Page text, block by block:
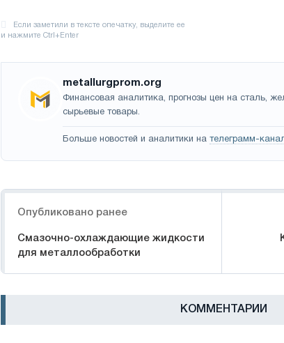
metallurgprom.org
Финансовая аналитика, прогнозы цен на сталь,
сырьевые товары.
Больше новостей и аналитики на телеграмм-
Опубликовано ранее
Смазочно-охлаждающие жидкости
для металлообработки
КОММЕНТАРИИ